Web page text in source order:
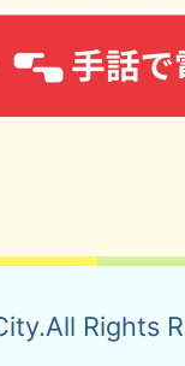
Rights